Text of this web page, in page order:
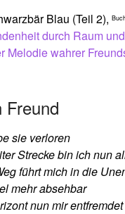
Blau (Teil 2),
durch Raum
Melodie wahrer
Freund
sie verloren
Strecke bin ich nun
führt mich in die
mehr absehbar
nun mir entfremdet